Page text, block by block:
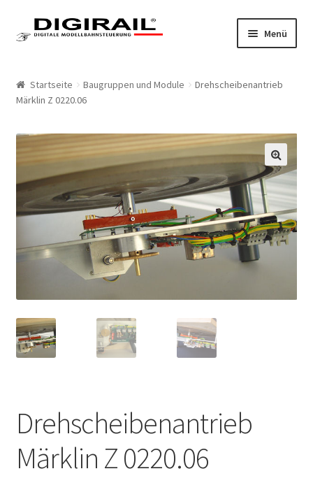
Zur Navigation springen
Springe zum Inhalt Menü
Produkte
LokLift System
LokLift
LokLift 2
Bestellliste
Kontakt
Startseite Baugruppen und Module
Drehscheibenantrieb
Märklin Z 0220.06
🔍
Drehscheibenantrieb
Märklin Z 0220.06